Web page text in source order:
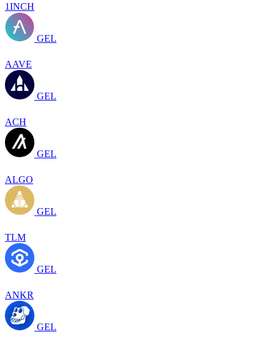
1INCH
GEL
AAVE
GEL
ACH
GEL
ALGO
GEL
TLM
GEL
ANKR
GEL